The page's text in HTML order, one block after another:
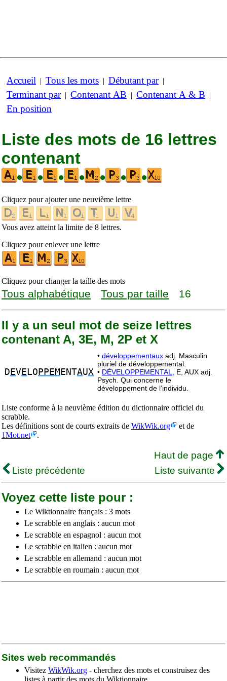
Accueil | Tous les mots | Débutant par|
Terminant par| Contenant AB | Contenant A & B |
En position
Liste des mots de 16 lettres
contenant
•
• • • • • •
Cliquez pour ajouter une neuvième lettre
Vous avez atteint la limite de 8 lettres.
Cliquez pour enlever une lettre
Cliquez pour changer la taille des mots
Tous alphabétique Tous par taille 16
Il y a un seul mot de seize lettres
contenant A, 3E, M, 2P et X
D EVE LO PPEM ENTAUX
• développementaux adj. Masculin
pluriel de développemental.
• DÉVELOPPEMENTAL,
E, AUX adj.
Psych. Qui concerne le
développement de l’individu.
Liste conforme à la neuvième édition du dictionnaire officiel du
scrabble.
Les définitions sont de courts extraits de WikWik.org
et de
1Mot.net
.
Haut de page
Liste précédente
Liste suivante
Voyez cette liste pour :
Le Wiktionnaire français : 3 mots
Le scrabble en anglais : aucun mot
Le scrabble en espagnol : aucun mot
Le scrabble en italien : aucun mot
Le scrabble en allemand : aucun mot
Le scrabble en roumain : aucun mot
Sites web recommandés
Visitez WikWik.org - cherchez des mots et construisez des
listes à partir des mots du Wiktionnaire.